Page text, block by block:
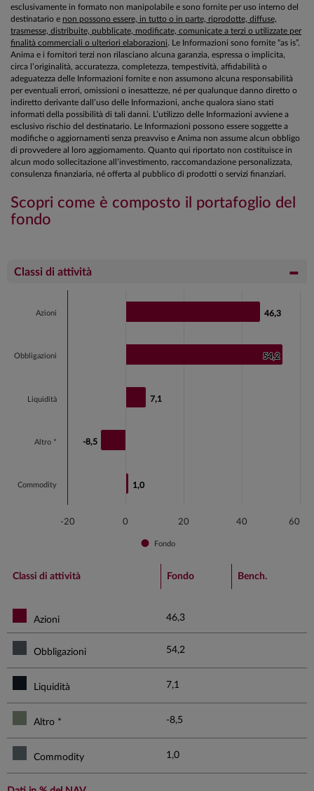
esclusivamente in formato non manipolabile e sono fornite per uso interno del
destinatario e non possono essere, in tutto o in parte, riprodotte, diffuse,
trasmesse, distribuite, pubblicate, modificate, comunicate a terzi o utilizzate per
finalità commerciali o ulteriori elaborazioni. Le Informazioni sono fornite “as is”.
Anima e i fornitori terzi non rilasciano alcuna garanzia, espressa o implicita,
circa l’originalità, accuratezza, completezza, tempestività, affidabilità o
adeguatezza delle Informazioni fornite e non assumono alcuna responsabilità
per eventuali errori, omissioni o inesattezze, né per qualunque danno diretto o
indiretto derivante dall’uso delle Informazioni, anche qualora siano stati
informati della possibilità di tali danni. L’utilizzo delle Informazioni avviene a
esclusivo rischio del destinatario. Le Informazioni possono essere soggette a
modifiche o aggiornamenti senza preavviso e Anima non assume alcun obbligo
di provvedere al loro aggiornamento. Quanto qui riportato non costituisce in
alcun modo sollecitazione all’investimento, raccomandazione personalizzata,
consulenza finanziaria, né offerta al pubblico di prodotti o servizi finanziari.
Scopri come è composto il portafoglio del
fondo
Classi di attività
Bar chart with 5 bars.
The chart has 1 X axis displaying categories.
46,3
46,3
54,2
54,2
7,1
7,1
-8,5
-8,5
1,0
1,0
-20 0 20 40 60
Fondo
Azioni
Obbligazioni
Liquidità
Altro *
Commodity
End of interactive chart.
Classi di attività Fondo Bench.
Azioni 46,3
Obbligazioni 54,2
Liquidità 7,1
Altro * -8,5
Commodity 1,0